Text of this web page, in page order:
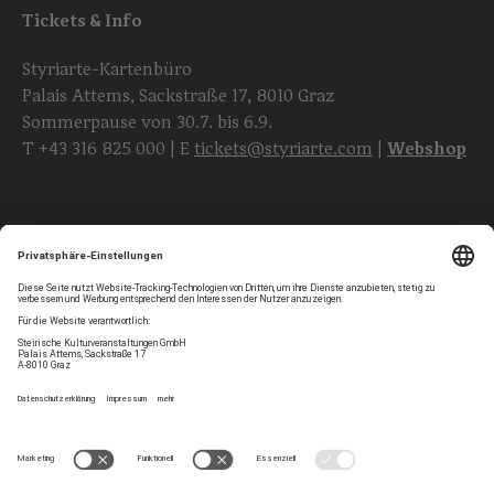
Tickets & Info
Styriarte-Kartenbüro
Palais Attems, Sackstraße 17, 8010 Graz
Sommerpause von 30.7. bis 6.9.
T +43 316 825 000 | E tickets@styriarte.com Webshop
Newsletter Impressum